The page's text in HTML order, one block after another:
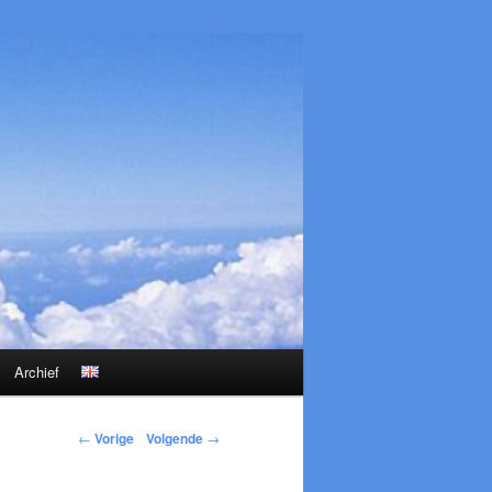
Archief
← Vorige Volgende →